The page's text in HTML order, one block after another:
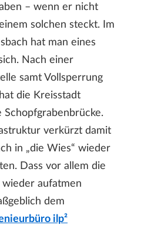
– wenn er nicht
solchen steckt. Im
hat man eines
Nach einer
samt Vollsperrung
die Kreisstadt
Schopfgrabenbrücke.
verkürzt damit
in „die Wies“ wieder
Dass vor allem die
aufatmen
dem
ilp²